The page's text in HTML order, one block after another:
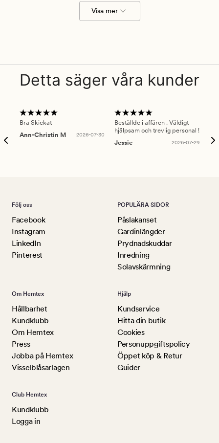
Visa mer
Detta säger våra kunder
Bra Skickat
Ann-Christin M
2026-07-30
Beställde i affären . Väldigt
hjälpsam och trevlig personal !
Jessie
2026-07-29
Följ oss
Facebook
Instagram
LinkedIn
Pinterest
POPULÄRA SIDOR
Påslakanset
Gardinlängder
Prydnadskuddar
Inredning
Solavskärmning
Om Hemtex
Hållbarhet
Kundklubb
Om Hemtex
Press
Jobba på Hemtex
Visselblåsarlagen
Hjälp
Kundservice
Hitta din butik
Cookies
Personuppgiftspolicy
Öppet köp & Retur
Guider
Club Hemtex
Kundklubb
Logga in